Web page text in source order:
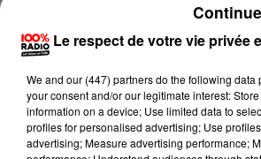
Le respect de votre vie privée
We and our (447) partnersdo the following data
your consent and/or our legitimate interest:
information on a device; Use limited data to
profiles for personalised advertising; Use
advertising; Measure advertising performance;